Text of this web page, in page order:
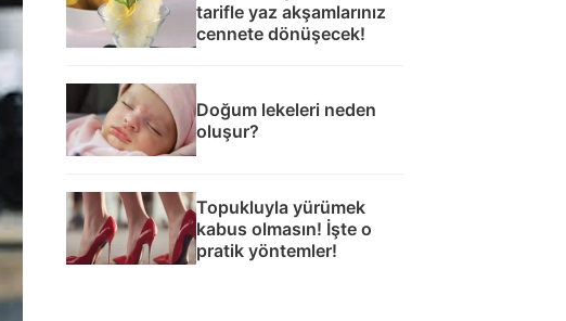
tarifle yaz akşamlarınız
cennete dönüşecek!
Doğum lekeleri neden
oluşur?
Topukluyla yürümek
kabus olmasın! İşte o
pratik yöntemler!